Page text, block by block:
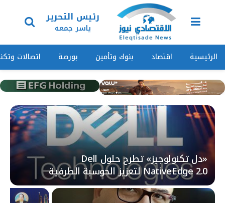
رئيس التحرير
ياسر جمعه
الرئيسية اقتصاد بنوك وتأمين بورصة اتصالات
«دل تكنولوجيز» تطرح حلول Dell
NativeEdge 2.0 لتعزيز الحوسبة الطرفية